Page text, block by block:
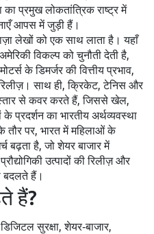
का प्रमुख लोकतांत्रिक राष्ट्रमें
आपस में जुड़ी हैं।
लेखों को एक साथ लाता है। यहाँ
विकल्प को चुनौती देती है,
के डिमर्जर की वित्तीय प्रभाव,
साथ ही, क्रिकेट, टेनिस और
से कवर करते हैं, जिससेखेल,
के प्रदर्शनका भारतीय अर्थव्यवस्था
तौर पर, भारत में महिलाओं के
बढ़ता है, जो शेयर बाजार में
उत्पादों की रिलीज़ और
बदलते हैं।
हैं?
सुरक्षा, शेयर‑बाजार,